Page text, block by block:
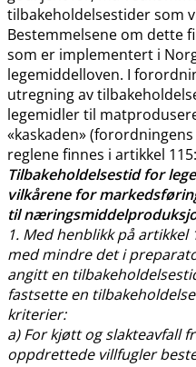
tilbakeholdelsestider som
Bestemmelsene om dette
som er implementert i
legemiddelloven. I
utregning av
legemidler til
«kaskaden»
reglene finnes i artikkel
Tilbakeholdelsestid for
vilkårene for
til
1. Med henblikk på
med mindre det i
angitt en
fastsette en
kriterier:
a) For kjøtt og slakteavfall
oppdrettede villfugler